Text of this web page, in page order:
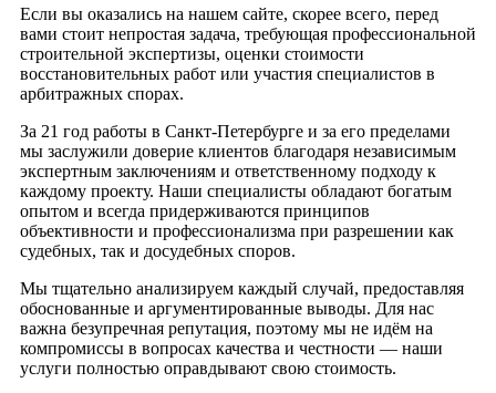
Если вы оказались на нашем сайте, скорее всего, перед
вами стоит непростая задача, требующая профессиональной
строительной экспертизы, оценки стоимости
восстановительных работ или участия специалистов в
арбитражных спорах.
За 21 год работы в Санкт-Петербурге и за его пределами
мы заслужили доверие клиентов благодаря независимым
экспертным заключениям и ответственному подходу к
каждому проекту. Наши специалисты обладают богатым
опытом и всегда придерживаются принципов
объективности и профессионализма при разрешении как
судебных, так и досудебных споров.
Мы тщательно анализируем каждый случай, предоставляя
обоснованные и аргументированные выводы. Для нас
важна безупречная репутация, поэтому мы не идём на
компромиссы в вопросах качества и честности — наши
услуги полностью оправдывают свою стоимость.